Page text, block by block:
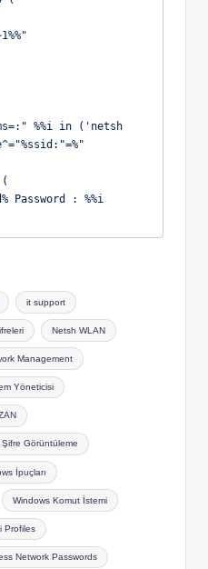
%%i in ('netsh
Password : %%i
it support
Netsh WLAN
Management
Yöneticisi
Şifre Görüntüleme
İpuçları
Windows Komut İstemi
Profiles
Network Passwords